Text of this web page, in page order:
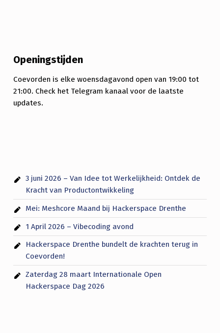
Openingstijden
Coevorden is elke woensdagavond open van 19:00 tot
21:00. Check het Telegram kanaal voor de laatste
updates.
3 juni 2026 – Van Idee tot Werkelijkheid: Ontdek de
Kracht van Productontwikkeling
Mei: Meshcore Maand bij Hackerspace Drenthe
1 April 2026 – Vibecoding avond
Hackerspace Drenthe bundelt de krachten terug in
Coevorden!
Zaterdag 28 maart Internationale Open
Hackerspace Dag 2026